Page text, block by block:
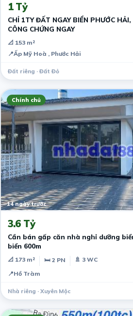
1 Tỷ
CHỈ 1TY ĐẤT NGAY BIỂN PHƯỚC
CÔNG CHỨNG NGAY
📐 153 m²
📍Ấp Mỹ Hoà , Phước Hải
Đất riêng · Đất Đỏ
Chính chủ
14 ngày trước
3.6 Tỷ
Cần bán gấp căn nhà nghỉ dưỡng
biển 600m
📐 173 m² 🛏 2 PN
🚿 3 WC
📍Hồ Tràm
Nhà riêng · Xuyên Mộc